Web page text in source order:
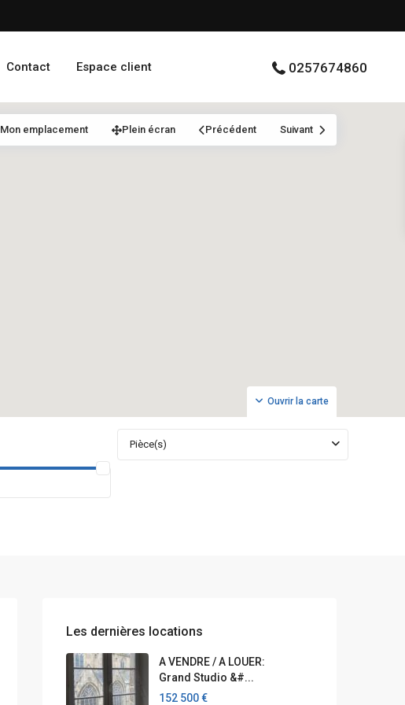
Contact Espace client 0257674860
Ouvrir la carte
Mon emplacement Plein écran Précédent Suivant
Pièce(s)
Les dernières locations
A VENDRE / A LOUER:
Grand Studio &#...
152 500 €